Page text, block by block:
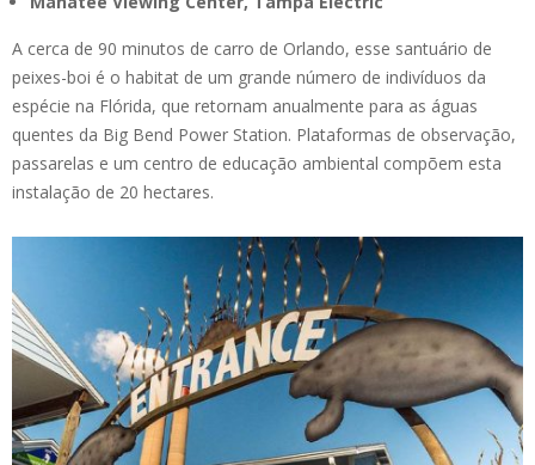
A cerca de 90 minutos de carro de Orlando, esse santuário de
peixes-boi é o habitat de um grande número de indivíduos da
espécie na Flórida, que retornam anualmente para as águas
quentes da Big Bend Power Station. Plataformas de observação,
passarelas e um centro de educação ambiental compõem esta
instalação de 20 hectares.